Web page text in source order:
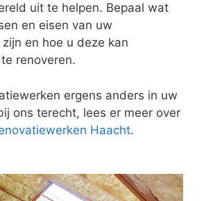
uit te helpen. Bepaal wat
en eisen van uw
en hoe u deze kan
renoveren.
ergens anders in uw
ons terecht, lees er meer over
Haacht.